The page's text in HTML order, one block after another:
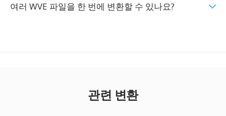
여러 WVE 파일을 한 번에 변환할 수 있나요?
관련 변환